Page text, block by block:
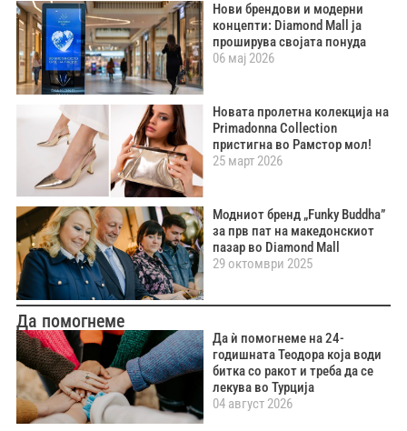
Нови брендови и модерни
концепти: Diamond Mall ја
проширува својата понуда
06 мај 2026
Новата пролетна колекција на
Primadonna Collection
пристигна во Рамстор мол!
25 март 2026
Модниот бренд „Funky Buddha”
за прв пат на македонскиот
пазар во Diamond Mall
29 октомври 2025
Да помогнеме
Да ѝ помогнеме на 24-
годишната Теодора која води
битка со ракот и треба да се
лекува во Турција
04 август 2026